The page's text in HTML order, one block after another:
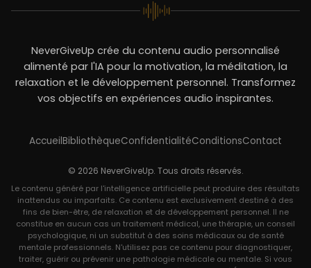
NeverGiveUp crée du contenu audio personnalisé
alimenté par l'IA pour la motivation, la méditation, la
relaxation et le développement personnel. Transformez
vos objectifs en expériences audio inspirantes.
AccueilBibliothèqueConfidentialitéConditionsContact
© 2026 NeverGiveUp. Tous droits réservés.
Le contenu généré par l'intelligence artificielle peut produire des résultats
inattendus ou imparfaits. Ce contenu est exclusivement destiné à des
fins de bien-être, de relaxation et de développement personnel. Il ne
constitue en aucun cas un traitement médical, une thérapie, un conseil
psychologique, ni un substitut à des soins médicaux ou de santé
mentale professionnels. N'utilisez pas ce contenu pour diagnostiquer,
traiter, guérir ou prévenir une pathologie médicale ou mentale. Si vous